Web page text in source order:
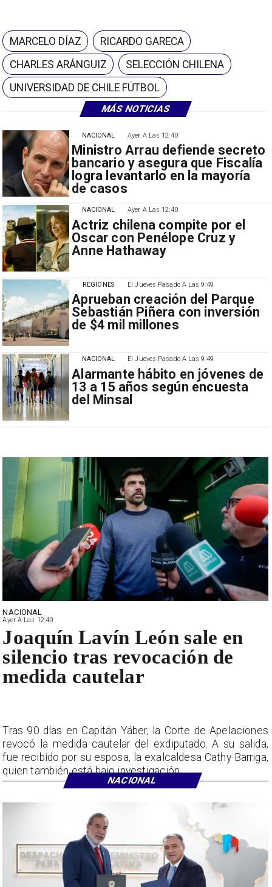
MÁS NOTICIAS
Ayer A Las 12:40
Ministro Arrau defiende secreto
bancario y asegura que Fiscalía
logra levantarlo en la mayoría
de casos
NACIONAL
Ayer A Las 12:40
Actriz chilena compite por el
Oscar con Penélope Cruz y
Anne Hathaway
NACIONAL
El Jueves Pasado A Las 9:49
Aprueban creación del Parque
Sebastián Piñera con inversión
de $4 mil millones
REGIONES
El Jueves Pasado A Las 9:49
Alarmante hábito en jóvenes de
13 a 15 años según encuesta
del Minsal
NACIONAL
MARCELO DÍAZ
RICARDO GARECA
CHARLES ARÁNGUIZ
SELECCIÓN CHILENA
UNIVERSIDAD DE CHILE FÚTBOL
NACIONAL
Ayer A Las 12:40
Joaquín Lavín León sale en
silencio tras revocación de
medida cautelar
Tras 90 días en Capitán Yáber, la Corte de Apelaciones
revocó la medida cautelar del exdiputado. A su salida,
fue recibido por su esposa, la exalcaldesa Cathy Barriga,
quien también está bajo investigación.
NACIONAL